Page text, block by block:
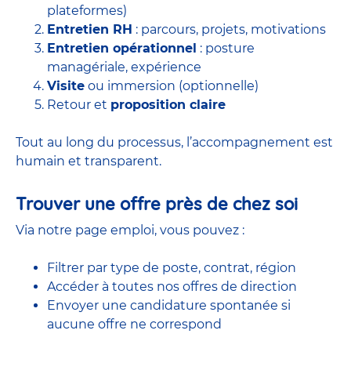
plateformes)
Entretien RH : parcours, projets, motivations
Entretien opérationnel : posture
managériale, expérience
Visite ou immersion (optionnelle)
Retour et proposition claire
Tout au long du processus, l’accompagnement est
humain et transparent.
Trouver une offre près de chez soi
Via notre page emploi, vous pouvez :
Filtrer par type de poste, contrat, région
Accéder à toutes nos offres de direction
Envoyer une candidature spontanée si
aucune offre ne correspond